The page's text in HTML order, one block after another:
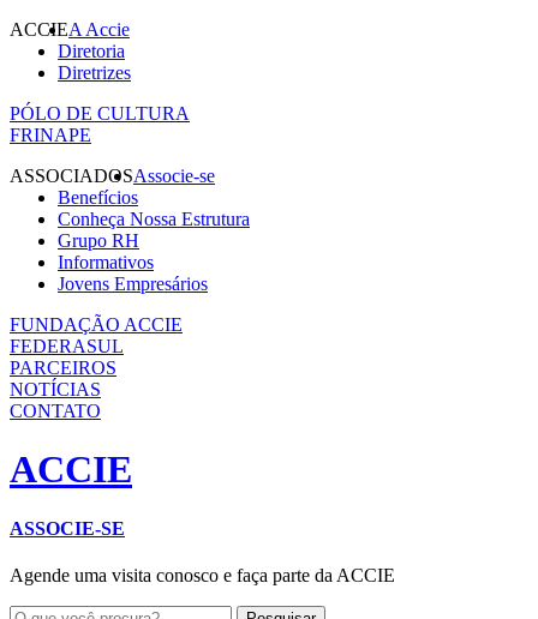
ACCIEA Accie
Diretoria
Diretrizes
PÓLO DE CULTURA
FRINAPE
ASSOCIADOSAssocie-se
Benefícios
Conheça Nossa Estrutura
Grupo RH
Informativos
Jovens Empresários
FUNDAÇÃO ACCIE
FEDERASUL
PARCEIROS
NOTÍCIAS
CONTATO
ACCIE
ASSOCIE-SE
Agende uma visita conosco e faça parte da ACCIE